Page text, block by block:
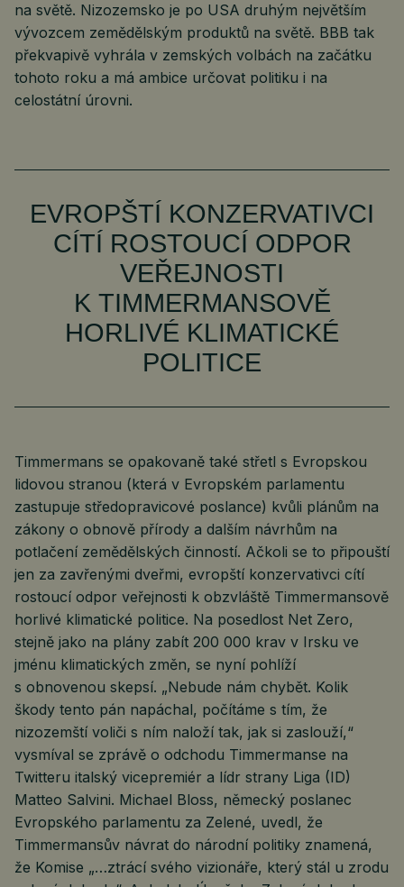
na světě. Nizozemsko je po USA druhým největším
vývozcem zemědělským produktů na světě. BBB tak
překvapivě vyhrála v zemských volbách na začátku
tohoto roku a má ambice určovat politiku i na
celostátní úrovni.
EVROPŠTÍ KONZERVATIVCI
CÍTÍ ROSTOUCÍ ODPOR
VEŘEJNOSTI
K TIMMERMANSOVĚ
HORLIVÉ KLIMATICKÉ
POLITICE
Timmermans se opakovaně také střetl s Evropskou
lidovou stranou (která v Evropském parlamentu
zastupuje středopravicové poslance) kvůli plánům na
zákony o obnově přírody a dalším návrhům na
potlačení zemědělských činností. Ačkoli se to připouští
jen za zavřenými dveřmi, evropští konzervativci cítí
rostoucí odpor veřejnosti k obzvláště Timmermansově
horlivé klimatické politice. Na posedlost Net Zero,
stejně jako na plány zabít 200 000 krav v Irsku ve
jménu klimatických změn, se nyní pohlíží
s obnovenou skepsí. „Nebude nám chybět. Kolik
škody tento pán napáchal, počítáme s tím, že
nizozemští voliči s ním naloží tak, jak si zaslouží,“
vysmíval se zprávě o odchodu Timmermanse na
Twitteru italský vicepremiér a lídr strany Liga (ID)
Matteo Salvini. Michael Bloss, německý poslanec
Evropského parlamentu za Zelené, uvedl, že
Timmermansův návrat do národní politiky znamená,
že Komise „…ztrácí svého vizionáře, který stál u zrodu